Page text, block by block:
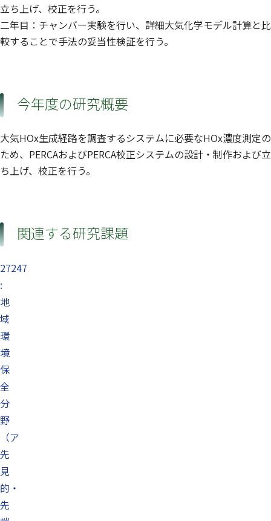
立ち上げ、校正を行う。
二年目：チャンバー実験を行い、詳細大気化学モデル計算と比
較することで手法の妥当性検証を行う。
今年度の研究概要
大気HOx生成経路を調査するシステムに必要なHOx濃度測定の
ため、PERCAおよびPERCA校正システムの設計・制作および立
ち上げ、校正を行う。
関連する研究課題
27247
:
地
域
環
境
保
全
分
野
（ア
先
見
的・
先